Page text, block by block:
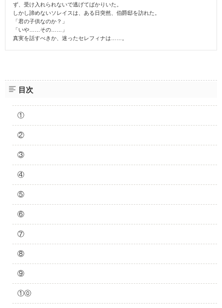
ず、受け入れられないで逃げてばかりいた。
しかし諦めないソレイスは、ある日突然、伯爵邸を訪れた。
「君の子供なのか？」
「いや……その……」
真実を話すべきか、迷ったセレフィナは……。
目次
①
②
③
④
⑤
⑥
⑦
⑧
⑨
①⓪